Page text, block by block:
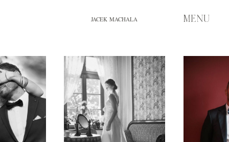
JACEK MACHALA MENU
START
PORTFOLIO